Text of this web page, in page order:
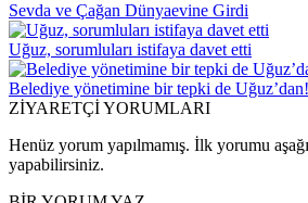
Sevda ve Çağan Dünyaevine Girdi
Uğuz, sorumluları istifaya davet etti
Belediye yönetimine bir tepki de Uğuz’dan!
ZİYARETÇİ YORUMLARI
Henüz yorum yapılmamış. İlk yorumu
yapabilirsiniz.